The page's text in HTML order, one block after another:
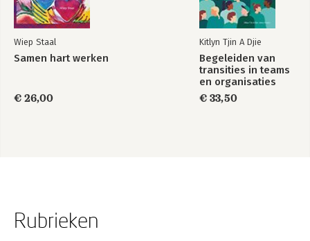
Wiep Staal
Samen hart werken
€ 26,00
Kitlyn Tjin A Djie
Begeleiden van
transities in teams
en organisaties
€ 33,50
Rubrieken